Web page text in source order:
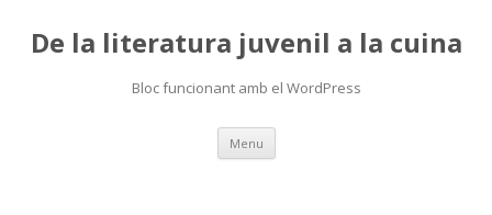
De la literatura juvenil a la cuina
Bloc funcionant amb el WordPress
Menu Skip
content